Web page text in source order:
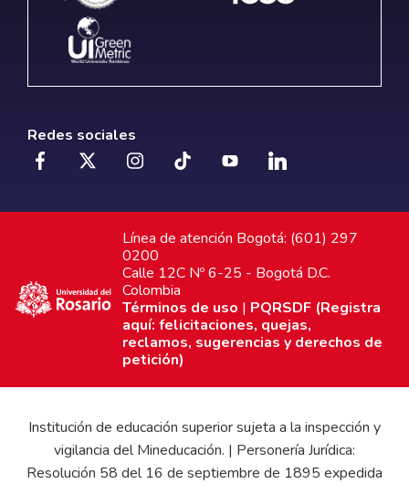
Redes sociales
Línea de atención Bogotá: (601) 297
0200
Calle 12C Nº 6-25 - Bogotá D.C.
Colombia
Términos de uso | PQRSDF (Registra
aquí: felicitaciones, quejas,
reclamos, sugerencias y derechos de
petición)
Institución de educación superior sujeta a la inspección y
vigilancia del Mineducación. | Personería Jurídica:
Resolución 58 del 16 de septiembre de 1895 expedida